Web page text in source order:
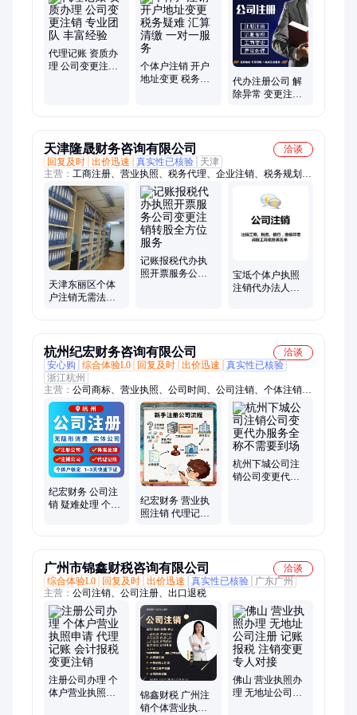
照、税务申报统筹、银行开户办理、人事档案代理、法人变更、
注册资金变更、地址变更、经营范围变更、公司名称变更、服务
好的记账公司、资质代办、代理记账公司、财税咨询公司、财税
服务公司、安立财税记账公司、安立记账公司
代理记账 资质办
理 公司变更注销
个体户注销 开户
地址变更 税务疑
代办注册公司 解
除异常 变更注销
天津隆晟财务咨询有限公司
洽谈
回复及时 出价迅速 真实性已核验
天津
主营： 工商注册、营业执照、税务代理、企业注销、税务规划、
本地记账、税收返还、纳税申报、变更税务、会计服务记账、代
办营业执照、记账报税
天津东丽区个体
户注销无需法人
记账报税代办执
照开票服务公司
宝坻个体户执照
注销代办法人无
杭州纪宏财务咨询有限公司
洽谈
安心购
综合体验L0 回复及时 出价迅速
真实性已核验
浙江杭州
主营： 公司商标、营业执照、公司时间、公司注销、个体注销、
异常处理、异常服务、处理银行、公司经营、财务记账、杭州公
司注册、注册公司、杭州执照代办、杭州财税公司、营业执照代
办、代理记账、记账报税、小规模记账、一般纳税人记账、财务
外包、工商变更、个体核定、营业执照变更、税务咨询、公司注
册
纪宏财务 公司注
销 疑难处理 个体
纪宏财务 营业执
照注销 代理记账
杭州下城公司注
销公司变更代办
广州市锦鑫财税咨询有限公司
洽谈
综合体验L0
回复及时 出价迅速 真实性已核验
广东广州
主营： 公司注销、公司注册、出口退税
注册公司办理 个
体户营业执照申
锦鑫财税 广州注
销个体营业执照
佛山 营业执照办
理 无地址公司注